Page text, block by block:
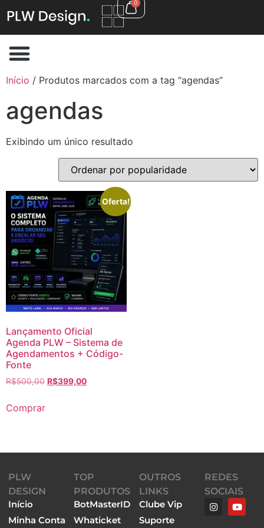
0
Início / Produtos marcados com a tag “agendas”
agendas
Exibindo um único resultado
Oferta!
Lançamento Oficial
Agenda PLW – Sistema de
Agendamentos + Código-
Fonte
R$500,00 R$399,00
Comprar
PLW
DESIGN
Início
Minha Conta
TOP
PRODUTOS
BotMasterID
Whaticket
OUTROS
LINKS
Clube Vip
Suporte
REDES
SOCIAIS